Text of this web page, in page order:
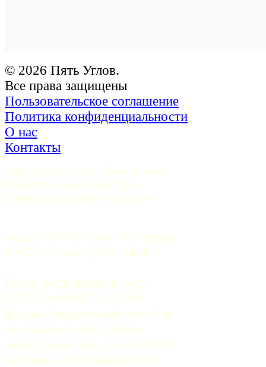
© 2026 Пять Углов.
Все права защищены
Пользовательское соглашение
Политика конфиденциальности
О нас
Контакты
Учредитель ООО «Пять углов».
Генеральный директор —
Грачев Сергей Викторович
Адрес: 191015, Санкт-Петербург,
9-я Советская, д.4-6, оф.415
Регистрационный номер
СМИ: Эл №ФС77-37070.
Выдано Федеральной службой
по надзору в сфере связи,
информационных технологий и
массовых коммуникаций 06